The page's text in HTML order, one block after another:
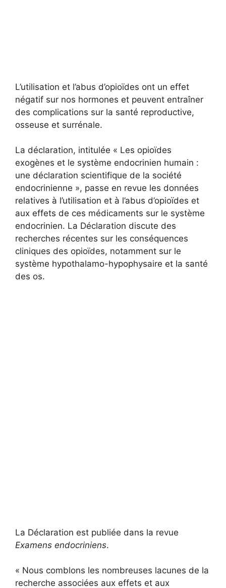
L’utilisation et l’abus d’opioïdes ont un effet
négatif sur nos hormones et peuvent entraîner
des complications sur la santé reproductive,
osseuse et surrénale.
La déclaration, intitulée « Les opioïdes
exogènes et le système endocrinien humain :
une déclaration scientifique de la société
endocrinienne », passe en revue les données
relatives à l’utilisation et à l’abus d’opioïdes et
aux effets de ces médicaments sur le système
endocrinien. La Déclaration discute des
recherches récentes sur les conséquences
cliniques des opioïdes, notamment sur le
système hypothalamo-hypophysaire et la santé
des os.
La Déclaration est publiée dans la revue
Examens endocriniens.
« Nous comblons les nombreuses lacunes de la
recherche associées aux effets et aux